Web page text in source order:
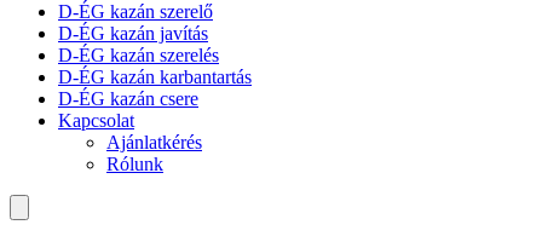
D-ÉG kazán szerelő
D-ÉG kazán javítás
D-ÉG kazán szerelés
D-ÉG kazán karbantartás
D-ÉG kazán csere
Kapcsolat
Ajánlatkérés
Rólunk